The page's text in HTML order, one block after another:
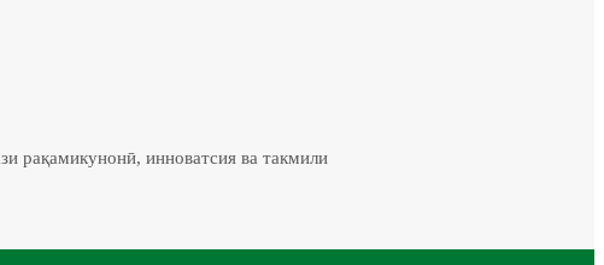
рақамикунонӣ, инноватсия ва такмили